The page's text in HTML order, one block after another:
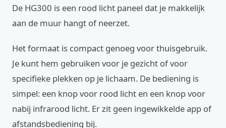
De HG300 is een rood licht paneel dat je makkelijk
aan de muur hangt of neerzet.
Het formaat is compact genoeg voor thuisgebruik.
Je kunt hem gebruiken voor je gezicht of voor
specifieke plekken op je lichaam. De bediening is
simpel: een knop voor rood licht en een knop voor
nabij infrarood licht. Er zit geen ingewikkelde app of
afstandsbediening bij.